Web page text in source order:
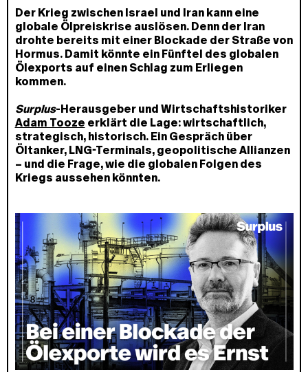
Der Krieg zwischen Israel und Iran kann eine
globale Ölpreiskrise auslösen. Denn der Iran
drohte bereits mit einer Blockade der Straße von
Hormus. Damit könnte ein Fünftel des globalen
Ölexports auf einen Schlag zum Erliegen
kommen.
Surplus-Herausgeber und Wirtschaftshistoriker
Adam Tooze erklärt die Lage: wirtschaftlich,
strategisch, historisch. Ein Gespräch über
Öltanker, LNG-Terminals, geopolitische Allianzen
– und die Frage, wie die globalen Folgen des
Kriegs aussehen könnten.